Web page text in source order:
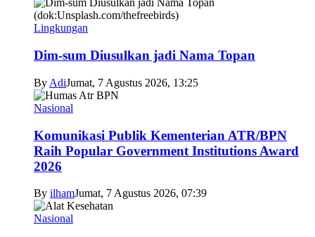
Lingkungan
Dim-sum Diusulkan jadi Nama Topan
By AdiJumat, 7 Agustus 2026, 13:25
Nasional
Komunikasi Publik Kementerian ATR/BPN
Raih Popular Government Institutions Award
2026
By ilhamJumat, 7 Agustus 2026, 07:39
Nasional